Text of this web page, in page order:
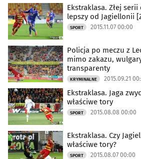
Ekstraklasa. Złej
lepszy od Jagiellonii
SPORT 2015.11.07 00:00
Policja po meczu z
mimo zakazu,
transparenty
KRYMINALNE 2015.09.21
Ekstraklasa. Jaga
właściwe tory
SPORT 2015.08.08 00:00
Ekstraklasa. Czy
właściwe tory?
SPORT 2015.08.07 00:00